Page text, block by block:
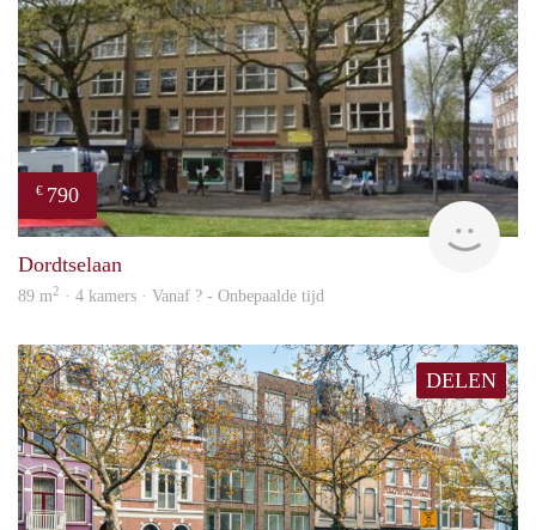
€ 790
Dordtselaan
89 m2 · 4 kamers · Vanaf ? - Onbepaalde tijd
DELEN